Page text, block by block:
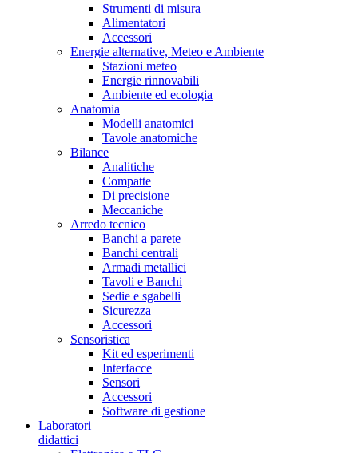
Strumenti di misura
Alimentatori
Accessori
Energie alternative, Meteo e Ambiente
Stazioni meteo
Energie rinnovabili
Ambiente ed ecologia
Anatomia
Modelli anatomici
Tavole anatomiche
Bilance
Analitiche
Compatte
Di precisione
Meccaniche
Arredo tecnico
Banchi a parete
Banchi centrali
Armadi metallici
Tavoli e Banchi
Sedie e sgabelli
Sicurezza
Accessori
Sensoristica
Kit ed esperimenti
Interfacce
Sensori
Accessori
Software di gestione
Laboratori
didattici